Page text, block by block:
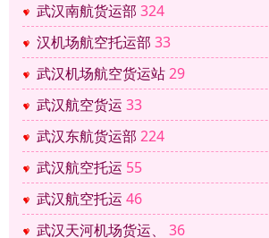
武汉南航货运部 324
汉机场航空托运部 33
武汉机场航空货运站29
武汉航空货运 33
武汉东航货运部 224
武汉航空托运 55
武汉航空托运 46
武汉天河机场货运、
36